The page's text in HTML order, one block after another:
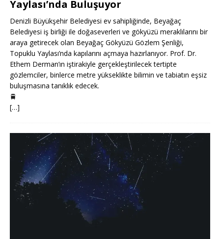
Yaylası’nda Buluşuyor
Denizli Büyükşehir Belediyesi ev sahipliğinde, Beyağaç
Belediyesi iş birliği ile doğaseverleri ve gökyüzü meraklılarını bir
araya getirecek olan Beyağaç Gökyüzü Gözlem Şenliği,
Topuklu Yaylası’nda kapılarını açmaya hazırlanıyor. Prof. Dr.
Ethem Derman’ın iştirakiyle gerçekleştirilecek tertipte
gözlemciler, binlerce metre yükseklikte bilimin ve tabiatın eşsiz
buluşmasına tanıklık edecek.
🚆
[…]